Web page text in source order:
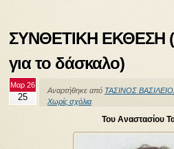
ΣΥΝΘΕΤΙΚΗ ΕΚΘΕΣΗ
για το δάσκαλο)
Μαρ 26
25
Αναρτήθηκε από ΤΑΣΙΝΟΣ
Χωρίς σχόλια
Του Αναστασίου